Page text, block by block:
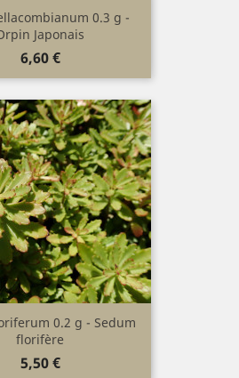
0.3 g -
Japonais
Prix
6,60 €
0.2 g - Sedum
florifère
Prix
5,50 €